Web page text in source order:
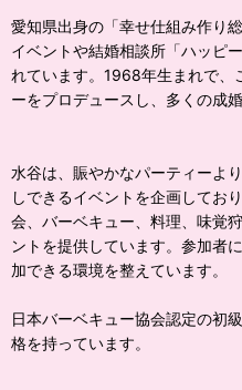
愛知県出身の「幸せ仕組み作り
イベントや結婚相談所「ハッピ
れています。1968年生まれで、
ーをプロデュースし、多くの成
水谷は、賑やかなパーティーよ
しできるイベントを企画してお
会、バーベキュー、料理、味覚
ントを提供しています。参加者
加できる環境を整えています。
日本バーベキュー協会認定の初
格を持っています。